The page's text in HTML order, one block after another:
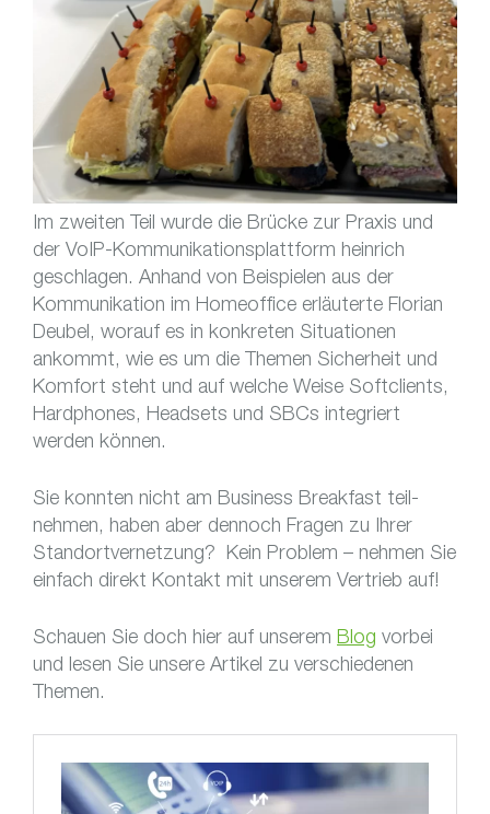
Im zweiten Teil wurde die Brücke zur Praxis und
der VoIP-Kommunikationsplattform heinrich
geschlagen. Anhand von Beispielen aus der
Kommunikation im Homeoffice erläuterte Florian
Deubel, worauf es in konkreten Situationen
ankommt, wie es um die Themen Sicherheit und
Komfort steht und auf welche Weise Softclients,
Hardphones, Headsets und SBCs integriert
werden können.
Sie konnten nicht am Busi­ness Break­fast teil­
nehmen, haben aber dennoch Fragen zu Ihrer
Standortvernetzung? Kein Problem – nehmen Sie
einfach direkt Kontakt mit unserem Vertrieb auf!
Schauen Sie doch hier auf unserem Blog vorbei
und lesen Sie unsere Artikel zu verschiedenen
Themen.